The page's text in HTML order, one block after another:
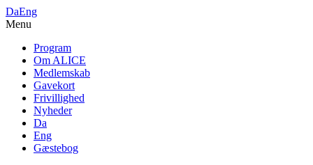
DaEng
Menu
Program
Om ALICE
Medlemskab
Gavekort
Frivillighed
Nyheder
Da
Eng
Gæstebog